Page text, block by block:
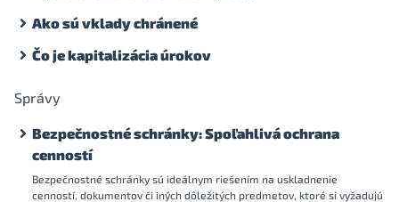
Ako sú vklady chránené
Čo je kapitalizácia úrokov
Správy
Bezpečnostné schránky: Spoľahlivá ochrana
cenností
Bezpečnostné schránky sú ideálnym riešením na uskladnenie
cenností, dokumentov či iných dôležitých predmetov, ktoré si vyžadujú